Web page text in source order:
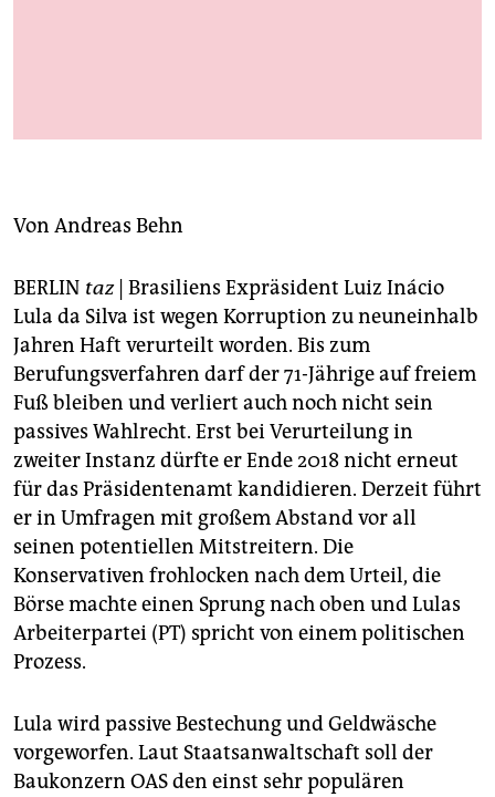
shop
unterstützen
abo
genossenschaft
epaper login
Von Andreas Behn
BERLIN taz| Brasiliens Expräsident Luiz Inácio
Lula da Silva ist wegen Korruption zu neuneinhalb
Jahren Haft verurteilt worden. Bis zum
Berufungsverfahren darf der 71-Jährige auf freiem
Fuß bleiben und verliert auch noch nicht sein
passives Wahlrecht. Erst bei Verurteilung in
zweiter Instanz dürfte er Ende 2018 nicht erneut
für das Präsidentenamt kandidieren. Derzeit führt
er in Umfragen mit großem Abstand vor all
seinen potentiellen Mitstreitern. Die
Konservativen frohlocken nach dem Urteil, die
Börse machte einen Sprung nach oben und Lulas
Arbeiterpartei (PT) spricht von einem politischen
Prozess.
Lula wird passive Bestechung und Geldwäsche
vorgeworfen. Laut Staatsanwaltschaft soll der
Baukonzern OAS den einst sehr populären